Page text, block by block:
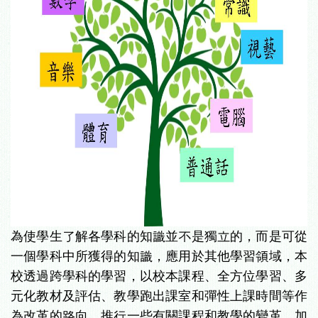
為使學生了解各學科的知識並不是獨立的，而是可從
一個學科中所獲得的知識，應用於其他學習領域，本
校透過跨學科的學習，以校本課程、全方位學習、多
元化教材及評估、教學跑出課室和彈性上課時間等作